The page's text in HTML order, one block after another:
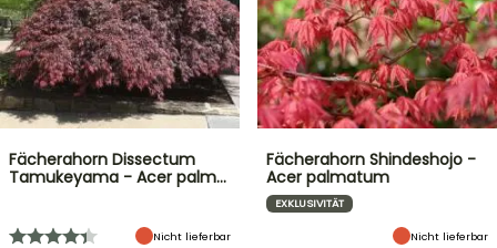
Fächerahorn Dissectum
Tamukeyama - Acer palm…
Nicht lieferbar
Fächerahorn Shindeshojo -
Acer palmatum
EXKLUSIVITÄT
Nicht lieferbar